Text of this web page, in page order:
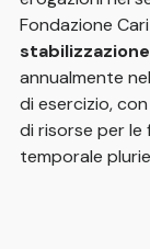
Fondazione
annualmente
di esercizio,
di risorse per le
temporale